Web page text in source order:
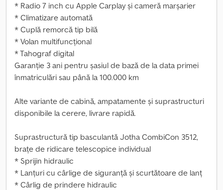
* Radio 7 inch cu Apple Carplay și cameră marșarier
* Climatizare automată
* Cuplă remorcă tip bilă
* Volan multifuncțional
* Tahograf digital
Garanție 3 ani pentru șasiul de bază de la data primei
înmatriculări sau până la 100.000 km
Alte variante de cabină, ampatamente și suprastructuri
disponibile la cerere, livrare rapidă.
Suprastructură tip basculantă Jotha CombiCon 3512,
brațe de ridicare telescopice individual
* Sprijin hidraulic
* Lanțuri cu cârlige de siguranță și scurtătoare de lanț
* Cârlig de prindere hidraulic